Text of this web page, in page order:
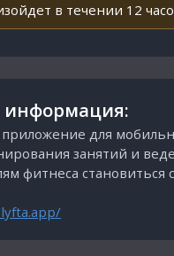
в течении 12
информация:
для
занятий и
фитнеса становиться